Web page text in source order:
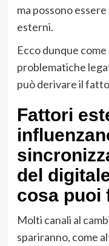
ma possono
esterni.
Ecco dunque
problematiche
può derivare il
Fattori
del
cosa puoi
Molti canali al
spariranno, come